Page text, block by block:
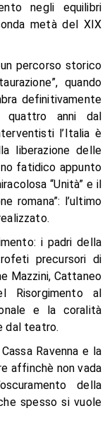
negli equilibri
metà del XIX
percorso storico
quando
definitivamente
quattro anni dal
l’Italia è
liberazione delle
fatidico appunto
“Unità” e il
romana”: l’ultimo
i padri della
precursori di
Mazzini, Cattaneo
Risorgimento al
e la coralità
dal teatro.
Ravenna e la
affinchè non vada
della
spesso si vuole